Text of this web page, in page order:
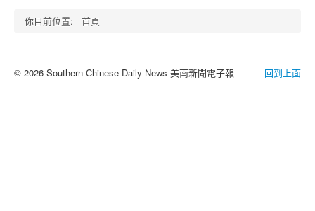
你目前位置: 首頁
回到上面
© 2026 Southern Chinese Daily News 美南新聞電子報